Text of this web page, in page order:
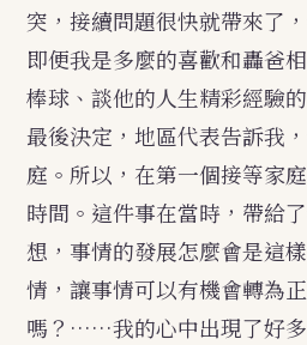
突，接續問題很快就帶來了
即便我是多麼的喜歡和轟爸
棒球、談他的人生精彩經驗
最後決定，地區代表告訴我
庭。所以，在第一個接等家
時間。這件事在當時，帶給
想，事情的發展怎麼會是這
情，讓事情可以有機會轉為
嗎？……我的心中出現了好